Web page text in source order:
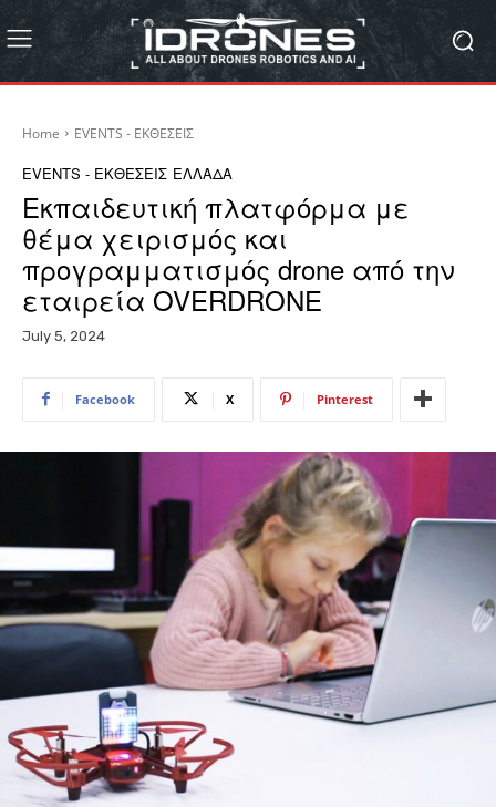
Home EVENTS - ΕΚΘΕΣΕΙΣ
EVENTS - ΕΚΘΕΣΕΙΣ ΕΛΛΑΔΑ
Εκπαιδευτική πλατφόρμα με
θέμα χειρισμός και
προγραμματισμός drone από την
εταιρεία OVERDRONE
July 5, 2024
Facebook X Pinterest